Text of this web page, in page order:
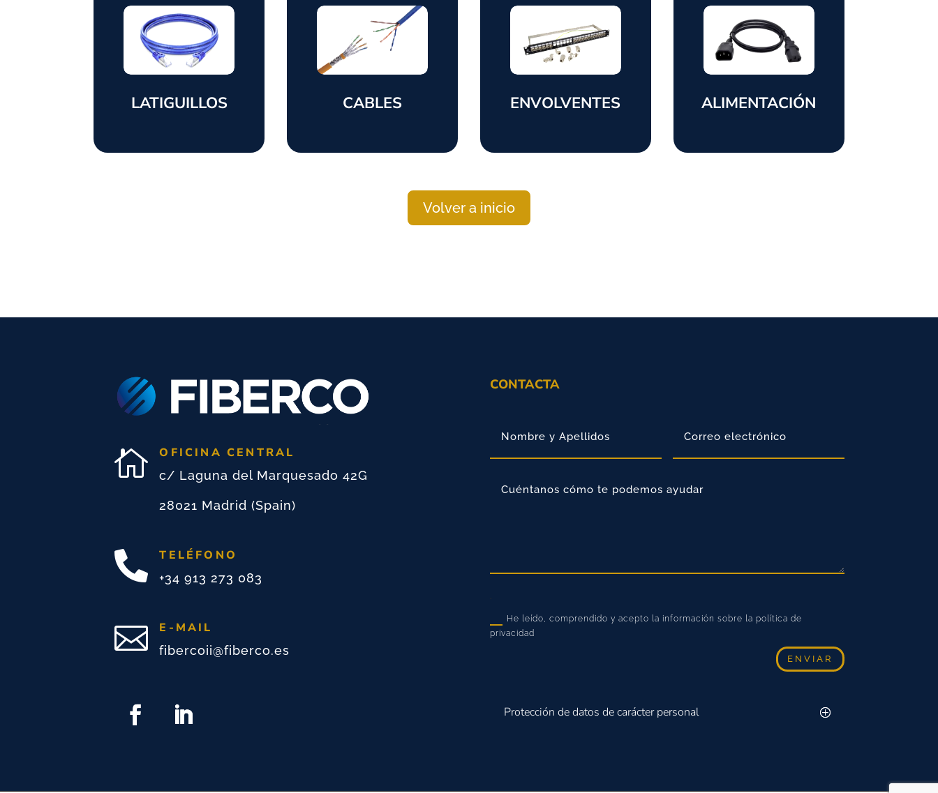
LATIGUILLOS CABLES ENVOLVENTES ALIMENTACIÓN
Volver a inicio
 OFICINA CENTRAL
c/ Laguna del Marquesado 42G
28021 Madrid (Spain)
 TELÉFONO
+34 913 273 083
 E-MAIL
fibercoii@fiberco.es
CONTACTA
.
He leído, comprendido y acepto la información sobre la política de
privacidad
ENVIAR
Protección de datos de carácter personal